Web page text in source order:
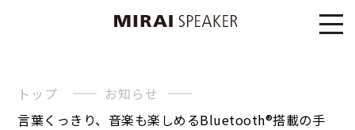
トップ
お知らせ
言葉くっきり、音楽も楽しめるBluetooth®︎搭載の手